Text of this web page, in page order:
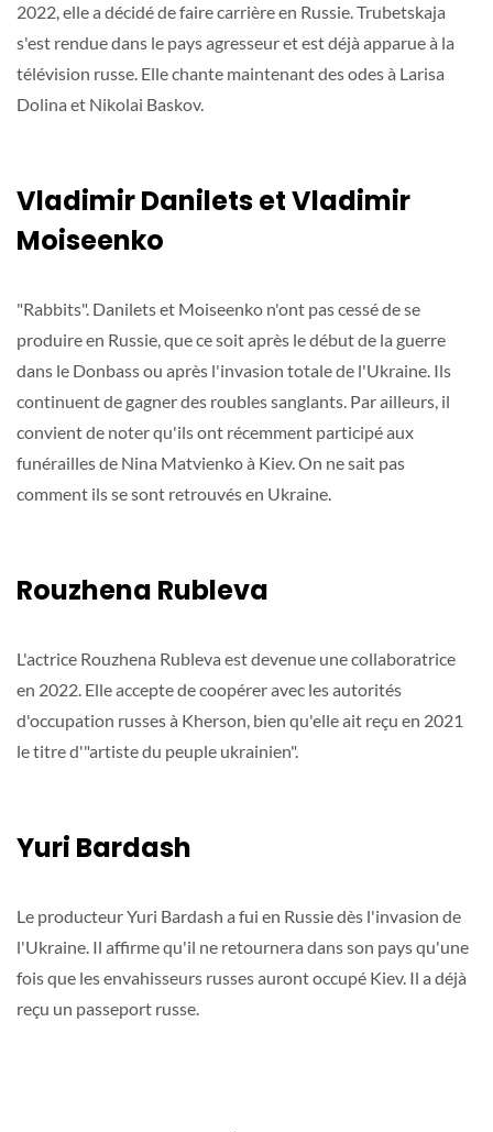
2022, elle a décidé de faire carrière en Russie. Trubetskaja
s'est rendue dans le pays agresseur et est déjà apparue à la
télévision russe. Elle chante maintenant des odes à Larisa
Dolina et Nikolai Baskov.
Vladimir Danilets et Vladimir
Moiseenko
"Rabbits". Danilets et Moiseenko n'ont pas cessé de se
produire en Russie, que ce soit après le début de la guerre
dans le Donbass ou après l'invasion totale de l'Ukraine. Ils
continuent de gagner des roubles sanglants. Par ailleurs, il
convient de noter qu'ils ont récemment participé aux
funérailles de Nina Matvienko à Kiev. On ne sait pas
comment ils se sont retrouvés en Ukraine.
Rouzhena Rubleva
L'actrice Rouzhena Rubleva est devenue une collaboratrice
en 2022. Elle accepte de coopérer avec les autorités
d'occupation russes à Kherson, bien qu'elle ait reçu en 2021
le titre d'"artiste du peuple ukrainien".
Yuri Bardash
Le producteur Yuri Bardash a fui en Russie dès l'invasion de
l'Ukraine. Il affirme qu'il ne retournera dans son pays qu'une
fois que les envahisseurs russes auront occupé Kiev. Il a déjà
reçu un passeport russe.